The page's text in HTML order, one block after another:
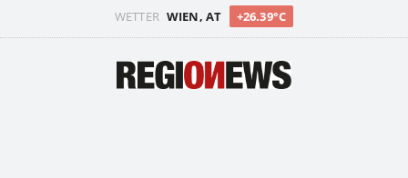
WETTER WIEN, AT +26.39°C